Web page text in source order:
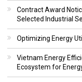
Contract Award
Selected Industrial
Optimizing Energy
Vietnam Energy
Ecosystem for